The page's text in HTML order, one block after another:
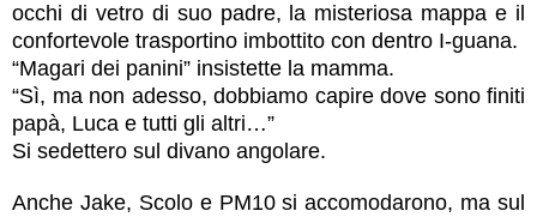
occhi di vetro di suo padre, la misteriosa mappa e il
confortevole trasportino imbottito con dentro I-guana.
“Magari dei panini” insistette la mamma.
“Sì, ma non adesso, dobbiamo capire dove sono finiti
papà, Luca e tutti gli altri…”
Si sedettero sul divano angolare.
Anche Jake, Scolo e PM10 si accomodarono, ma sul